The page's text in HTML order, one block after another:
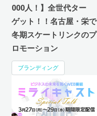
000人！】全世代ター
ゲット！！名古屋・栄で
冬期スケートリンクのプ
ロモーション
ブランディング